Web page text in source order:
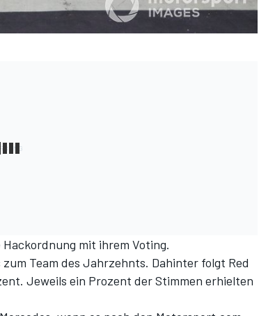
mit ihrem Voting.
Team des Jahrzehnts. Dahinter folgt Red
Jeweils ein Prozent der Stimmen erhielten